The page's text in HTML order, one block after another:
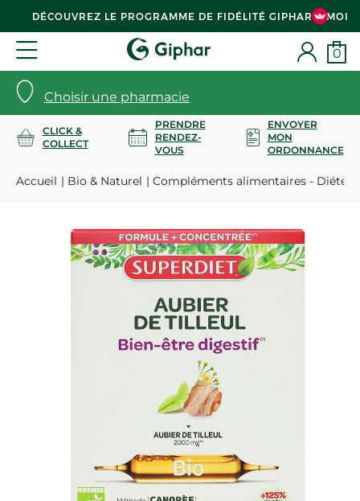
DÉCOUVREZ LE PROGRAMME DE FIDÉLITÉ GIPHAR & MOI
Choisir une pharmacie
0
CLICK &
COLLECT
PRENDRE
RENDEZ-
VOUS
ENVOYER
MON
ORDONNANCE
Accueil Bio & Naturel Compléments alimentaires -